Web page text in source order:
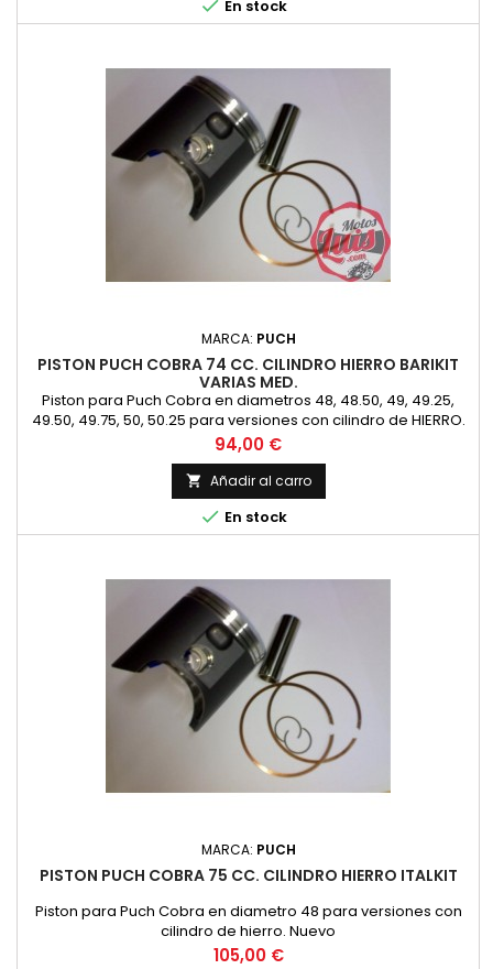
 En stock
MARCA: PUCH
PISTON PUCH COBRA 74 CC. CILINDRO HIERRO BARIKIT
VARIAS MED.
Piston para Puch Cobra en diametros 48, 48.50, 49, 49.25,
49.50, 49.75, 50, 50.25 para versiones con cilindro de HIERRO.
Nuevo
Precio
94,00 €
 Añadir al carro
 En stock
MARCA: PUCH
PISTON PUCH COBRA 75 CC. CILINDRO HIERRO ITALKIT
Piston para Puch Cobra en diametro 48 para versiones con
cilindro de hierro. Nuevo
Precio
105,00 €